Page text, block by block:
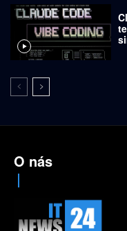
O nás